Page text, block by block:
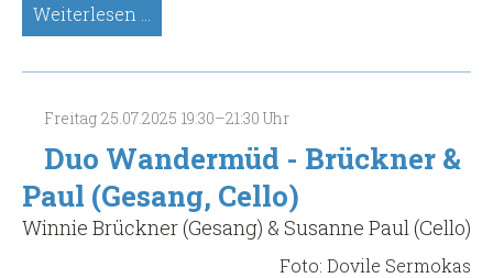
Weiterlesen …
Ulrich
Kleemann
(Liedermacher,
Gitarre,
Gesang)
(Spätsünder-
Meisterkonzert)
Freitag 25.07.2025 19:30–21:30 Uhr
Duo Wandermüd - Brückner &
Paul (Gesang, Cello)
Winnie Brückner (Gesang) & Susanne Paul (Cello)
Foto: Dovile Sermokas